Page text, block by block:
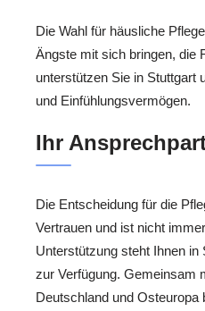
Die Wahl für häusliche
Ängste mit sich bringen, die
unterstützen Sie in Stuttgart
und Einfühlungsvermögen.
Ihr
Die Entscheidung für die
Vertrauen und ist nicht
Unterstützung steht Ihnen
zur Verfügung. Gemeinsam
Deutschland und Osteuropa